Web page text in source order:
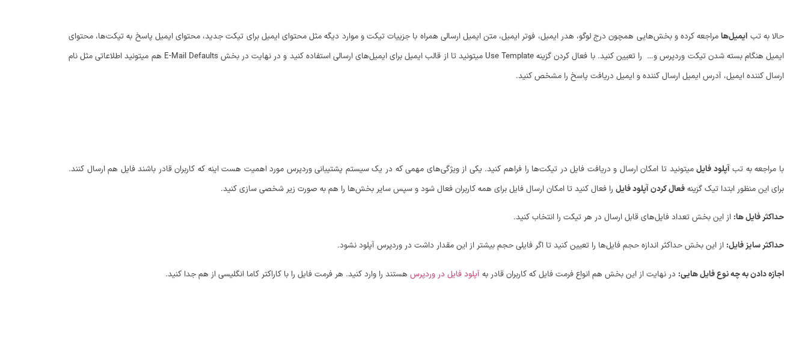
حالا به تب ایمیل‌هامراجعه کرده و بخش‌هایی همچون درج لوگو، هدر ایمیل، فوتر ایمیل، متن ایمیل ارسالی همراه با جزییات تیکت و موارد دیگه مثل محتوای ایمیل برای تیکت جدید، محتوای ایمیل پاسخ به تیکت‌ها، محتوای
ایمیل هنگام بسته شدن تیکت وردپرس و… را تعیین کنید. با فعال کردن گزینه Use Template میتونید تا از قالب ایمیل برای ایمیل‌های ارسالی استفاده کنید و در نهایت در بخش E-Mail Defaults هم میتونید اطلاعاتی مثل نام
ارسال کننده ایمیل، آدرس ایمیل ارسال کننده و ایمیل دریافت پاسخ را مشخص کنید.
با مراجعه به تبآپلود فایلمیتونید تا امکان ارسال و دریافت فایل در تیکت‌ها را فراهم کنید. یکی از ویژگی‌های مهمی که در یک سیستم پشتیبانی وردپرس مورد اهمیت هست اینه که کاربران قادر باشند فایل هم ارسال کنند.
برای این منظور ابتدا تیک گزینه فعال کردن آپلود فایل را فعال کنید تا امکان ارسال فایل برای همه کاربران فعال شود و سپس سایر بخش‌ها را هم به صورت زیر شخصی سازی کنید.
حداکثر فایل ها: از این بخش تعداد فایل‌های قابل ارسال در هر تیکت را انتخاب کنید.
حداکثر سایز فایل: از این بخش حداکثر اندازه حجم فایل‌ها را تعیین کنید تا اگر فایلی حجم بیشتر از این مقدار داشت در وردپرس آپلود نشود.
اجازه دادن به چه نوع فایل هایی: در نهایت از این بخش هم انواع فرمت فایل که کاربران قادر به آپلود فایل در وردپرس هستند را وارد کنید. هر فرمت فایل را با کاراکتر کاما انگلیسی از هم جدا کنید.